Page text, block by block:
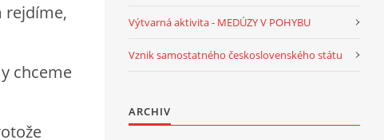
rejdíme,
chceme
Výtvarná aktivita - MEDÚZY V POHYBU
Vznik samostatného československého státu
ARCHIV